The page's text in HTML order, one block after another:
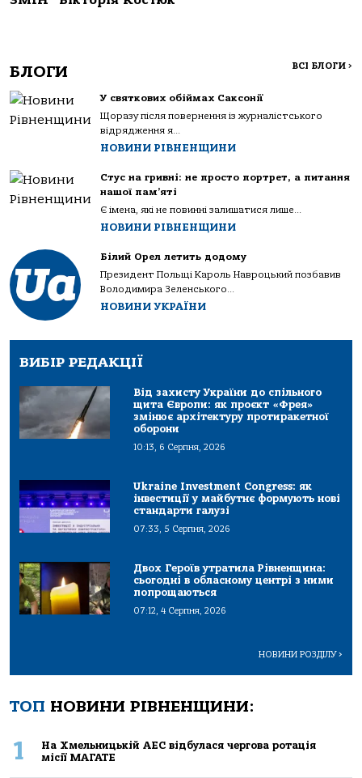
БЛОГИ ВСІ БЛОГИ >
У святкових обіймах Саксонії
Щоразу після повернення із журналістського
відрядження я...
НОВИНИ РІВНЕНЩИНИ
Стус на гривні: не просто портрет, а питання
нашої пам’яті
Є імена, які не повинні залишатися лише...
НОВИНИ РІВНЕНЩИНИ
Білий Орел летить додому
Президент Польщі Кароль Навроцький позбавив
Володимира Зеленського...
НОВИНИ УКРАЇНИ
ВИБІР РЕДАКЦІЇ
Від захисту України до спільного
щита Європи: як проєкт «Фрея»
змінює архітектуру протиракетної
оборони
10:13, 6 Серпня, 2026
Ukraine Investment Congress: як
інвестиції у майбутнє формують нові
стандарти галузі
07:33, 5 Серпня, 2026
Двох Героїв утратила Рівненщина:
сьогодні в обласному центрі з ними
попрощаються
07:12, 4 Серпня, 2026
НОВИНИ РОЗДІЛУ>
ТОП НОВИНИ РІВНЕНЩИНИ:
1
На Хмельницькій АЕС відбулася чергова ротація
місії МАГАТЕ